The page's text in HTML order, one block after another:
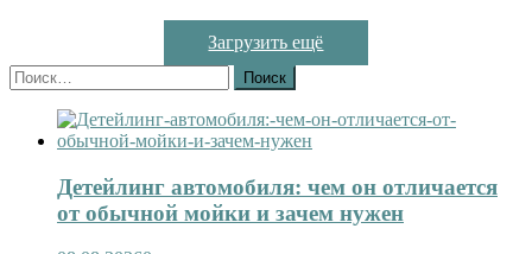
Загрузить ещё
Найти:
Детейлинг автомобиля: чем он отличается
от обычной мойки и зачем нужен